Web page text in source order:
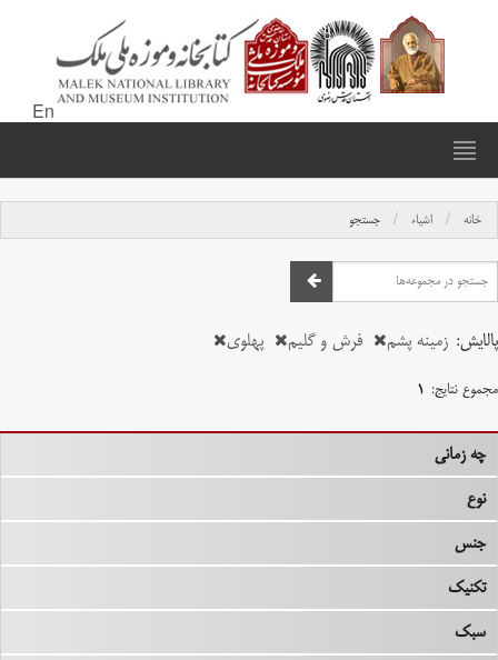
En
خانه اشیاء جستجو
پالایش: زمینه پشم فرش و گلیم پهلوی
مجموع نتایج: ۱
چه زمانی
نوع
جنس
تکنیک
سبک